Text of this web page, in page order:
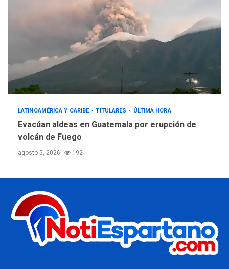
LATINOAMÉRICA Y CARIBE TITULARES ÚLTIMA HORA
Evacúan aldeas en Guatemala por erupción de
volcán de Fuego
agosto 5, 2026 192